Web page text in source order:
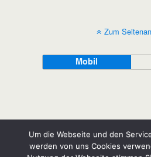
Zum
Mobil
Um die Webseite und den
werden von uns Cookies